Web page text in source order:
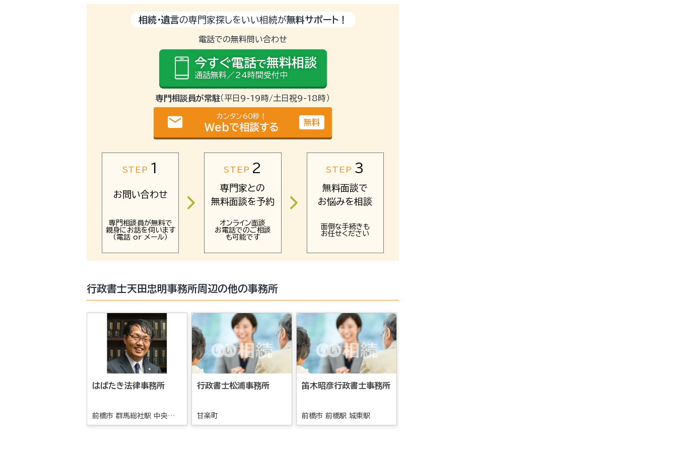
相続・遺言の専門家探しをいい相続が無料サポート！
電話での無料問い合わせ
今すぐ電話で無料相談
通話無料／24時間受付中
専門相談員が常駐（平日9-19時/土日祝9-18時）
email カンタン60秒！
Webで相談する 無料
STEP 1
お問い合わせ
専門相談員が無料で
親身にお話を伺います
（電話 or メール）
STEP 2
専門家との
無料面談を予約
オンライン面談
お電話でのご相談
も可能です
STEP 3
無料面談で
お悩みを相談
面倒な手続きも
お任せください
行政書士天田忠明事務所周辺の他の事務所
はばたき法律事務所
前橋市 群馬総社駅 中央前橋
駅
行政書士松浦事務所
甘楽町
笛木昭彦行政書士事務所
前橋市 前橋駅 城東駅